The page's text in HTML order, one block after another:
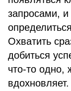
запросами,
Охватить
добиться
что-то одно,